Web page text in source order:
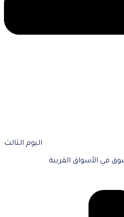
اليوم الثالث
في الأسواق القريبة